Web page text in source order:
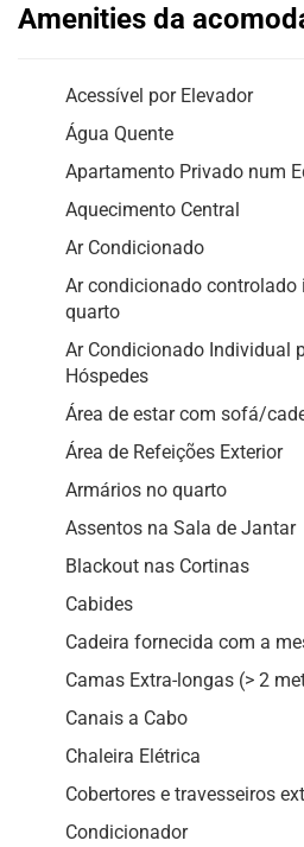
Amenities da
Acessível por Elevador
Água Quente
Apartamento Privado num
Aquecimento Central
Ar Condicionado
Ar condicionado
quarto
Ar Condicionado Individual
Hóspedes
Área de estar com sofá/
Área de Refeições Exterior
Armários no quarto
Assentos na Sala de Jantar
Blackout nas Cortinas
Cabides
Cadeira fornecida com a
Camas Extra-longas (> 2
Canais a Cabo
Chaleira Elétrica
Cobertores e travesseiros
Condicionador